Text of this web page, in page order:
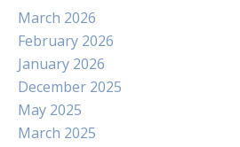
March 2026
February 2026
January 2026
December 2025
May 2025
March 2025